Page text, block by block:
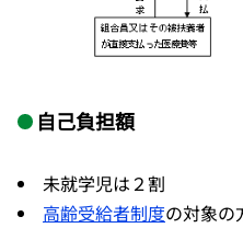
自己負担額
未就学児は２割
高齢受給者制度の対象の